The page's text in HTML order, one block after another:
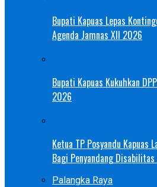
Bupati Kapuas Lepas
Agenda Jamnas XII 2026
Bupati Kapuas Kukuhkan
2026
Ketua TP Posyandu Kapuas
Bagi Penyandang
Palangka Raya